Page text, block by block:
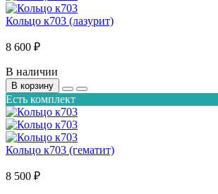
Кольцо к703 (лазурит)
8 600 ₽
В наличии
В корзину
Есть комплект
Кольцо к703 (гематит)
8 500 ₽